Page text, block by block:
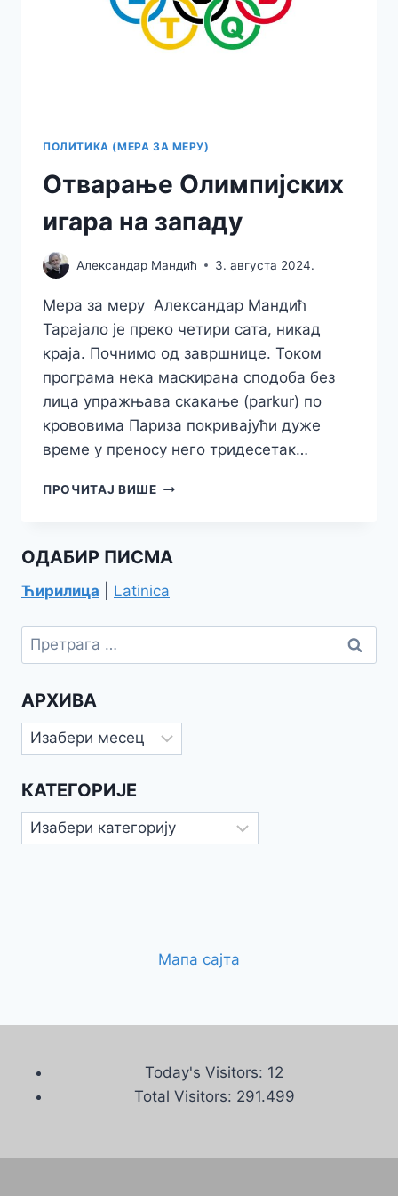
ПОЛИТИКА (МЕРА ЗА МЕРУ)
Отварање Олимпијских
игара на западу
Александар Мандић 3. августа 2024.
Мера за меру Александар Мандић
Тарајало је преко четири сата, никад
краја. Почнимо од завршнице. Током
програма нека маскирана сподоба без
лица упражњава скакање (parkur) по
крововима Париза покривајући дуже
времe у преносу него тридесетак…
ПРОЧИТАЈ ВИШЕОТВАРАЊЕ
ЗАПАДУ
ОДАБИР ПИСМА
Ћирилица Latinica
Претрага
за:
АРХИВА
Архива
КАТЕГОРИЈЕ
Категорије
Мапа сајта
Today's Visitors: 12
Total Visitors: 291.499